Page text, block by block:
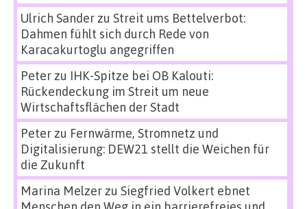
Ulrich Sanderzu Streit ums Bettelverbot:
Dahmen fühlt sich durch Rede von
Karacakurtoglu angegriffen
Peterzu IHK-Spitze bei OB Kalouti:
Rückendeckung im Streit um neue
Wirtschaftsflächen der Stadt
Peterzu Fernwärme, Stromnetz und
Digitalisierung: DEW21 stellt die Weichen für
die Zukunft
Marina Melzerzu Siegfried Volkert ebnet